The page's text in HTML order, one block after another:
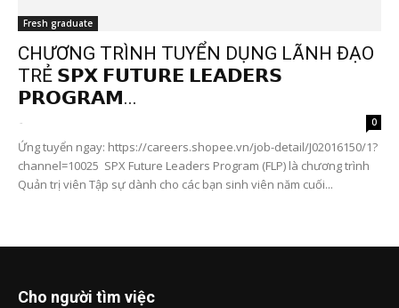
Fresh graduate
CHƯƠNG TRÌNH TUYỂN DỤNG LÃNH ĐẠO
TRẺ 𝗦𝗣𝗫 𝗙𝗨𝗧𝗨𝗥𝗘 𝗟𝗘𝗔𝗗𝗘𝗥𝗦
𝗣𝗥𝗢𝗚𝗥𝗔𝗠...
- 0
Ứng tuyển ngay: https://careers.shopee.vn/job-detail/J02016150/1?
channel=10025 SPX Future Leaders Program (FLP) là chương trình
Quản trị viên Tập sự dành cho các bạn sinh viên năm cuối...
Cho người tìm việc